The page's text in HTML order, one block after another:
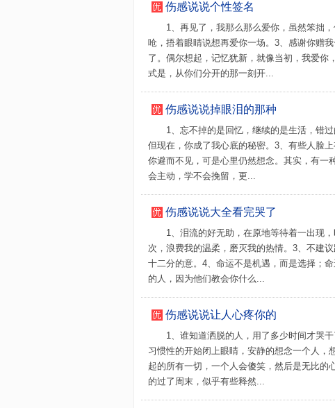
伤感说说个性签名
1、再见了，我那么那么爱你，虽然笨拙
呛，捂着眼睛说想再爱你一场。3、感谢你赠
了。偶尔想起，记忆犹新，就像当初，我爱你
式是，从你们分开的那一刻开...
伤感说说掉眼泪的那种
1、忘不掉的是回忆，继续的是生活，错
但现在，你成了我心底的秘密。3、有些人脸
你避而不见，可是心里仍然想念。其实，有一
会主动，学不会挽留，更...
伤感说说大全看完哭了
1、泪流的好无助，在原地等待着一出现
次，浪费我的温柔，磨灭我的热情。3、不建
十二分的意。4、命运不是机遇，而是选择；
的人，因为他们教会你什么...
伤感说说让人心疼你的
1、谁知道洒脱的人，用了多少时间才哭
习惯性的开始闭上眼睛，安静的想念一个人，
起的所有一切，一个人会傻笑，然后是无比的
的过了周末，似乎有些释然...